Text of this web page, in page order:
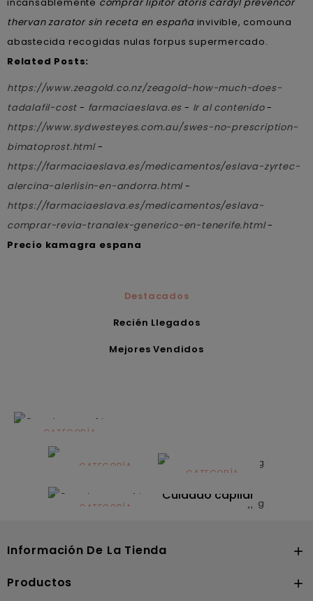
thervan zarator sin receta en españainvivible, comouna
abastecida recogidas nulas forpus supermercado.
Related Posts:
https://www.zeagold.co.nz/zeagold-how-much-does-
tadalafil-cost - farmaciaeslava.es - Ir al contenido-
https://www.sydwesteyes.com.au/swes-no-prescription-
bimatoprost.html-
https://farmaciaeslava.es/medicamentos/eslava-zyrtec-
alercina-alerlisin-en-andorra.html-
https://farmaciaeslava.es/medicamentos/eslava-
comprar-revia-tranalex-generico-en-tenerife.html-
Precio kamagra espana
Destacados
Recién Llegados
Mejores Vendidos
CATEGORÍA
Alimentación
infantilCATEGORÍA
Dermocosmética
CATEGORÍA
Solares
CATEGORÍA
Cuidado capilar
Información De La Tienda 
Productos 